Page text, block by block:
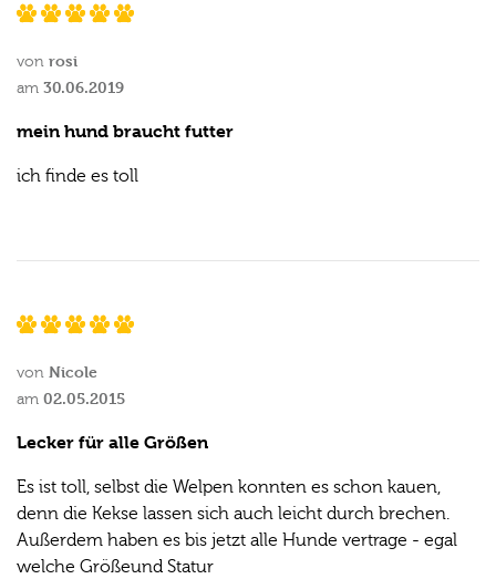
von rosi
am 30.06.2019
mein hund braucht futter
ich finde es toll
von Nicole
am 02.05.2015
Lecker für alle Größen
Es ist toll, selbst die Welpen konnten es schon kauen,
denn die Kekse lassen sich auch leicht durch brechen.
Außerdem haben es bis jetzt alle Hunde vertrage - egal
welche Größeund Statur